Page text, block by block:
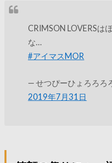
CRIMSON LOVERSは
な…
#アイマスMOR
— せつぴーひょろろ
2019年7月31日